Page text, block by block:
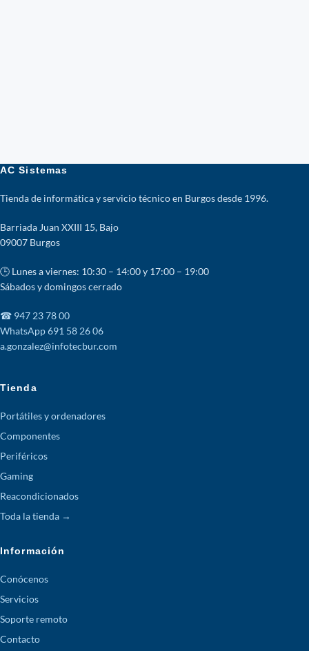
AC Sistemas
Tienda de informática y servicio técnico en Burgos desde 1996.
Barriada Juan XXIII 15, Bajo
09007 Burgos
🕒 Lunes a viernes: 10:30 – 14:00 y 17:00 – 19:00
Sábados y domingos cerrado
☎ 947 23 78 00
WhatsApp 691 58 26 06
a.gonzalez@infotecbur.com
Tienda
Portátiles y ordenadores
Componentes
Periféricos
Gaming
Reacondicionados
Toda la tienda →
Información
Conócenos
Servicios
Soporte remoto
Contacto